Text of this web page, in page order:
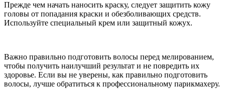
Прежде чем начать наносить краску, следует защитить кожу
головы от попадания краски и обезболивающих средств.
Используйте специальный крем или защитный кожух.
Важно правильно подготовить волосы перед мелированием,
чтобы получить наилучший результат и не повредить их
здоровье. Если вы не уверены, как правильно подготовить
волосы, лучше обратиться к профессиональному парикмахеру.